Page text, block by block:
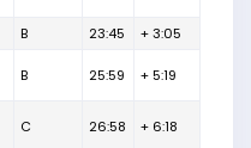
B 23:45 + 3:05
B 25:59 + 5:19
C 26:58 + 6:18